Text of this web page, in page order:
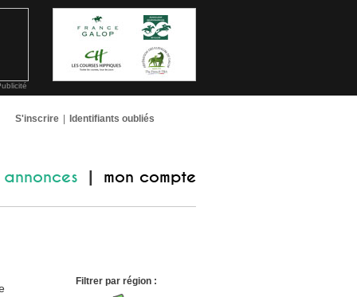
S'inscrire Identifiants oubliés
annonces mon compte
Filtrer par région :